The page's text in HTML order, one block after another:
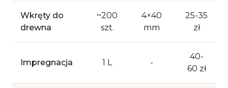
Wkręty do
drewna
~200
szt.
4×40
mm
25-35
zł
Impregnacja 1 L -
40-
60 zł